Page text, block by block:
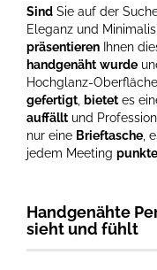
Sind Sie auf der
Eleganz und
präsentieren Ihnen
handgenäht wurde
Hochglanz-
gefertigt bietet es
auffällt und
nur eine Brieftasche ,
jedem Meeting
Handgenähte
sieht und fühlt